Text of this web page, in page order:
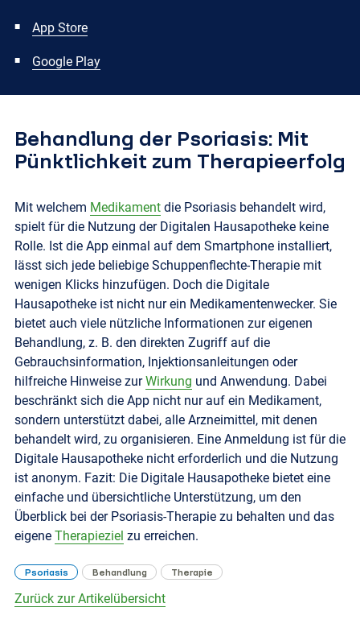
App Store
Google Play
Behandlung der Psoriasis: Mit
Pünktlichkeit zum Therapieerfolg
Mit welchem Medikament die Psoriasis behandelt wird,
spielt für die Nutzung der Digitalen Hausapotheke keine
Rolle. Ist die App einmal auf dem Smartphone installiert,
lässt sich jede beliebige Schuppenflechte-Therapie mit
wenigen Klicks hinzufügen. Doch die Digitale
Hausapotheke ist nicht nur ein Medikamentenwecker. Sie
bietet auch viele nützliche Informationen zur eigenen
Behandlung, z. B. den direkten Zugriff auf die
Gebrauchsinformation, Injektionsanleitungen oder
hilfreiche Hinweise zurWirkung und Anwendung. Dabei
beschränkt sich die App nicht nur auf ein Medikament,
sondern unterstützt dabei, alle Arzneimittel, mit denen
behandelt wird, zu organisieren. Eine Anmeldung ist für die
Digitale Hausapotheke nicht erforderlich und die Nutzung
ist anonym. Fazit: Die Digitale Hausapotheke bietet eine
einfache und übersichtliche Unterstützung, um den
Überblick bei der Psoriasis-Therapie zu behalten und das
eigene Therapieziel zu erreichen.
Psoriasis Behandlung Therapie
Zurück zur Artikelübersicht